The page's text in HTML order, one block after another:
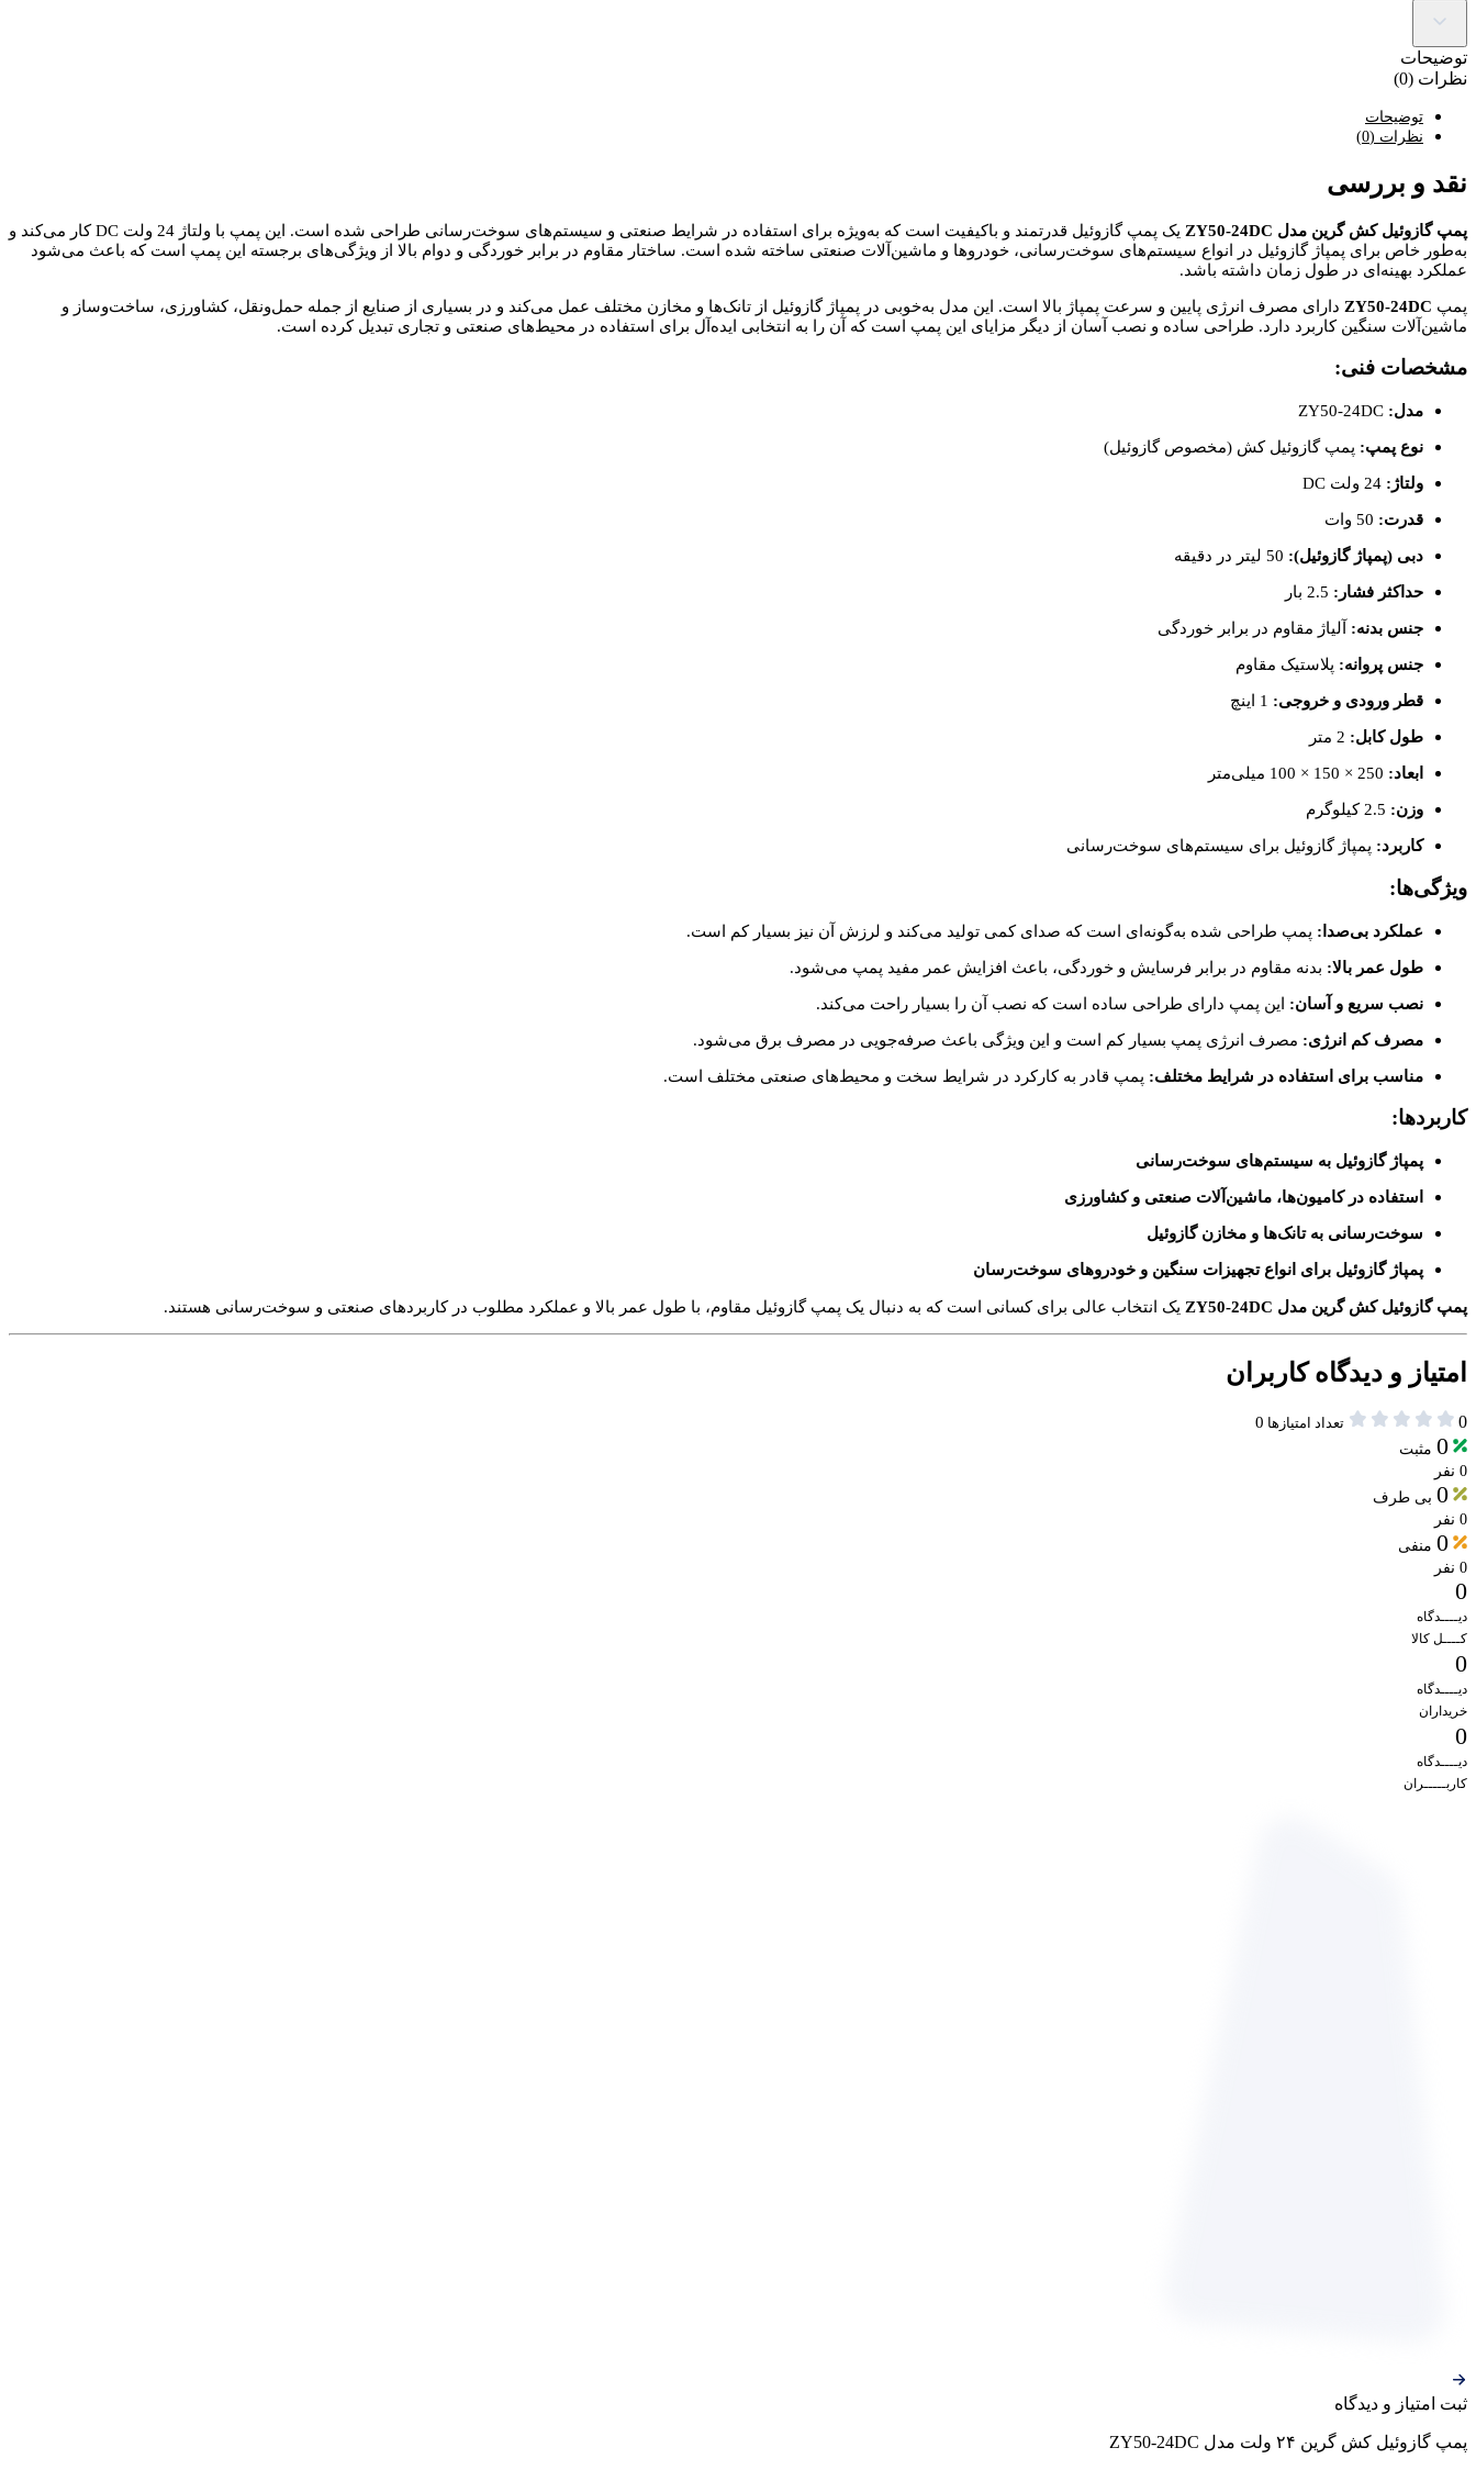
توضیحات
نظرات (0)
توضیحات
نظرات (0)
نقد و بررسی
پمپ گازوئیل کش گرین مدل ZY50-24DC
یک پمپ گازوئیل قدرتمند و باکیفیت است که به‌ویژه برای استفاده در شرایط صنعتی و سیستم‌های سوخت‌رسانی طراحی شده است. این پمپ با ولتاژ 24 ولت DC کار می‌کند و
به‌طور خاص برای پمپاژ گازوئیل در انواع سیستم‌های سوخت‌رسانی، خودروها و ماشین‌آلات صنعتی ساخته شده است. ساختار مقاوم در برابر خوردگی و دوام بالا از ویژگی‌های برجسته این پمپ است که باعث می‌شود
عملکرد بهینه‌ای در طول زمان داشته باشد.
پمپ ZY50-24DC دارای مصرف انرژی پایین و سرعت پمپاژ بالا است. این مدل به‌خوبی در پمپاژ گازوئیل از تانک‌ها و مخازن مختلف عمل می‌کند و در بسیاری از صنایع از جمله حمل‌ونقل، کشاورزی، ساخت‌وساز و
ماشین‌آلات سنگین کاربرد دارد. طراحی ساده و نصب آسان از دیگر مزایای این پمپ است که آن را به انتخابی ایده‌آل برای استفاده در محیط‌های صنعتی و تجاری تبدیل کرده است.
مشخصات فنی:
مدل:
نوع پمپ: پمپ گازوئیل کش (مخصوص گازوئیل)
ولتاژ:
قدرت:
دبی (پمپاژ گازوئیل):
حداکثر فشار:
جنس بدنه: آلیاژ مقاوم در برابر خوردگی
جنس پروانه: پلاستیک مقاوم
قطر ورودی و خروجی:
طول کابل:
ابعاد:
وزن:
کاربرد: پمپاژ گازوئیل برای سیستم‌های سوخت‌رسانی
ویژگی‌ها:
عملکرد بی‌صدا: پمپ طراحی شده به‌گونه‌ای است که صدای کمی تولید می‌کند و لرزش آن نیز بسیار کم است.
طول عمر بالا: بدنه مقاوم در برابر فرسایش و خوردگی، باعث افزایش عمر مفید پمپ می‌شود.
نصب سریع و آسان: این پمپ دارای طراحی ساده است که نصب آن را بسیار راحت می‌کند.
مصرف کم انرژی: مصرف انرژی پمپ بسیار کم است و این ویژگی باعث صرفه‌جویی در مصرف برق می‌شود.
مناسب برای استفاده در شرایط مختلف: پمپ قادر به کارکرد در شرایط سخت و محیط‌های صنعتی مختلف است.
کاربردها:
پمپاژ گازوئیل به سیستم‌های سوخت‌رسانی
استفاده در کامیون‌ها، ماشین‌آلات صنعتی و کشاورزی
سوخت‌رسانی به تانک‌ها و مخازن گازوئیل
پمپاژ گازوئیل برای انواع تجهیزات سنگین و خودروهای سوخت‌رسان
پمپ گازوئیل کش گرین مدل ZY50-24DC یک انتخاب عالی برای کسانی است که به دنبال یک پمپ گازوئیل مقاوم، با طول عمر بالا و عملکرد مطلوب در کاربردهای صنعتی و سوخت‌رسانی هستند.
امتیاز و دیدگاه کاربران
0 تعداد امتیازها 0
0 مثبت
0 نفر
0 بی طرف
0 نفر
0 منفی
0 نفر
0
دیــــدگاه
کــــل کالا
0
دیــــدگاه
خریداران
0
دیــــدگاه
کاربـــــران
ثبت‌ امتیاز‌ و‌ دیدگاه
پمپ گازوئیل کش گرین ۲۴ ولت مدل ZY50-24DC